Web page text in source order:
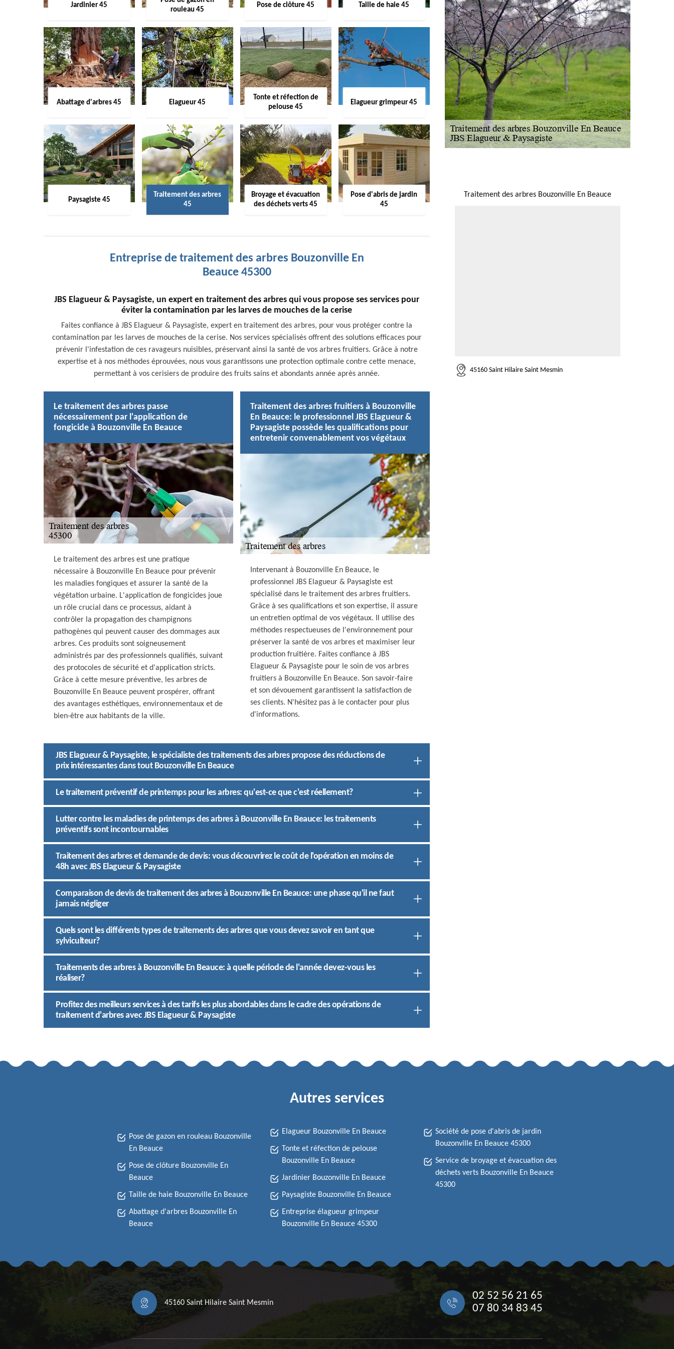
Jardinier 45
rouleau 45
Pose de clôture 45 Taille de haie 45
Abattage d'arbres 45 Elagueur 45
Tonte et réfection de
pelouse 45
Elagueur grimpeur 45
Paysagiste 45
Traitement des arbres
45
Broyage et évacuation
des déchets verts 45
Pose d'abris de jardin
45
Entreprise de traitement des arbres Bouzonville En
Beauce 45300
JBS Elagueur & Paysagiste, un expert en traitement des arbres qui vous propose ses services pour
éviter la contamination par les larves de mouches de la cerise
Faites confiance à JBS Elagueur & Paysagiste, expert en traitement des arbres, pour vous protéger contre la
contamination par les larves de mouches de la cerise. Nos services spécialisés offrent des solutions efficaces pour
prévenir l'infestation de ces ravageurs nuisibles, préservant ainsi la santé de vos arbres fruitiers. Grâce à notre
expertise et à nos méthodes éprouvées, nous vous garantissons une protection optimale contre cette menace,
permettant à vos cerisiers de produire des fruits sains et abondants année après année.
Le traitement des arbres passe
nécessairement par l'application de
fongicide à Bouzonville En Beauce
Le traitement des arbres est une pratique
nécessaire à Bouzonville En Beauce pour prévenir
les maladies fongiques et assurer la santé de la
végétation urbaine. L'application de fongicides joue
un rôle crucial dans ce processus, aidant à
contrôler la propagation des champignons
pathogènes qui peuvent causer des dommages aux
arbres. Ces produits sont soigneusement
administrés par des professionnels qualifiés, suivant
des protocoles de sécurité et d'application stricts.
Grâce à cette mesure préventive, les arbres de
Bouzonville En Beauce peuvent prospérer, offrant
des avantages esthétiques, environnementaux et de
bien-être aux habitants de la ville.
Traitement des arbres fruitiers à Bouzonville
En Beauce: le professionnel JBS Elagueur &
Paysagiste possède les qualifications pour
entretenir convenablement vos végétaux
Intervenant à Bouzonville En Beauce, le
professionnel JBS Elagueur & Paysagiste est
spécialisé dans le traitement des arbres fruitiers.
Grâce à ses qualifications et son expertise, il assure
un entretien optimal de vos végétaux. Il utilise des
méthodes respectueuses de l'environnement pour
préserver la santé de vos arbres et maximiser leur
production fruitière. Faites confiance à JBS
Elagueur & Paysagiste pour le soin de vos arbres
fruitiers à Bouzonville En Beauce. Son savoir-faire
et son dévouement garantissent la satisfaction de
ses clients. N'hésitez pas à le contacter pour plus
d'informations.
JBS Elagueur & Paysagiste, le spécialiste des traitements des arbres propose des réductions de
prix intéressantes dans tout Bouzonville En Beauce
Le traitement préventif de printemps pour les arbres: qu'est-ce que c'est réellement?
Lutter contre les maladies de printemps des arbres à Bouzonville En Beauce: les traitements
préventifs sont incontournables
Traitement des arbres et demande de devis: vous découvrirez le coût de l'opération en moins de
48h avec JBS Elagueur & Paysagiste
Comparaison de devis de traitement des arbres à Bouzonville En Beauce: une phase qu'il ne faut
jamais négliger
Quels sont les différents types de traitements des arbres que vous devez savoir en tant que
sylviculteur?
Traitements des arbres à Bouzonville En Beauce: à quelle période de l'année devez-vous les
réaliser?
Profitez des meilleurs services à des tarifs les plus abordables dans le cadre des opérations de
traitement d'arbres avec JBS Elagueur & Paysagiste
Traitement des arbres Bouzonville En Beauce
45160 Saint Hilaire Saint Mesmin
Autres services
Pose de gazon en rouleau Bouzonville
En Beauce
Pose de clôture Bouzonville En
Beauce
Taille de haie Bouzonville En Beauce
Abattage d'arbres Bouzonville En
Beauce
Elagueur Bouzonville En Beauce
Tonte et réfection de pelouse
Bouzonville En Beauce
Jardinier Bouzonville En Beauce
Paysagiste Bouzonville En Beauce
Entreprise élagueur grimpeur
Bouzonville En Beauce 45300
Société de pose d'abris de jardin
Bouzonville En Beauce 45300
Service de broyage et évacuation des
déchets verts Bouzonville En Beauce
45300
45160 Saint Hilaire Saint Mesmin
02 52 56 21 65
07 80 34 83 45